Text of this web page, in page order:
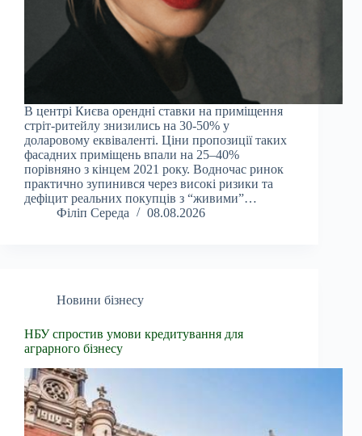
В центрі Києва орендні ставки на приміщення
стріт-ритейлу знизились на 30-50% у
доларовому еквіваленті. Ціни пропозиції таких
фасадних приміщень впали на 25–40%
порівняно з кінцем 2021 року. Водночас ринок
практично зупинився через високі ризики та
дефіцит реальних покупців з “живими”…
Філіп Середа
08.08.2026
Новини бізнесу
НБУ спростив умови кредитування для
аграрного бізнесу